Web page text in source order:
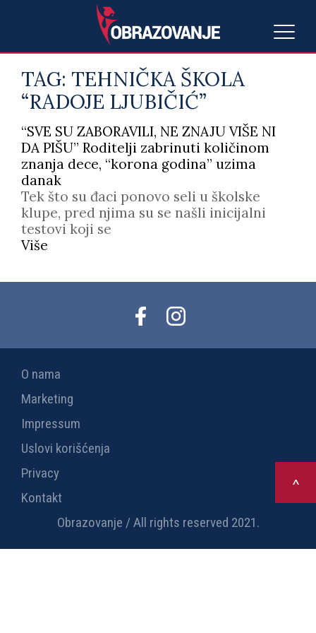
TAG: TEHNIČKA ŠKOLA
“RADOJE LJUBIČIĆ”
“SVE SU ZABORAVILI, NE ZNAJU VIŠE NI
DA PIŠU” Roditelji zabrinuti količinom
znanja dece, “korona godina” uzima
danak
Tek što su đaci ponovo seli u školske
klupe, pred njima su se našli inicijalni
testovi koji se
Više
O nama
Marketing
Impressum
Uslovi korišćenja
Privacy
Kontakt
Obrazovanje / All rights reserved 2021.
>